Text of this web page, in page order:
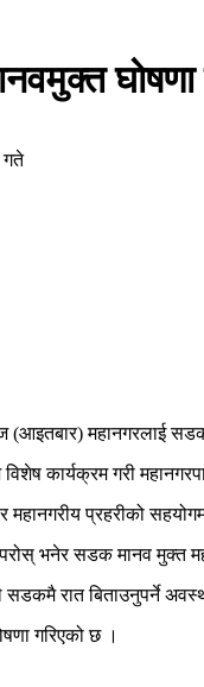
गते
(आइतबार) महानगरलाई
कार्यक्रम गरी
प्रहरीको
भनेर सडक मानव मुक्त
सडकमै रात बिताउनुपर्ने
गरिएको छ ।